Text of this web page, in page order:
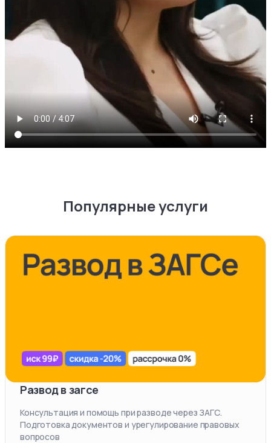
Популярные услуги
Развод в загсе
Консультация и помощь при разводе через ЗАГС.
Подготовка документов и урегулирование правовых
вопросов